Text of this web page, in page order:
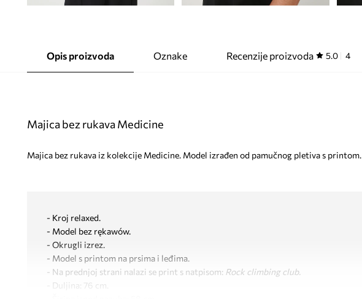
Opis proizvoda Oznake Recenzije proizvoda 5.0 4
Majica bez rukava Medicine
Majica bez rukava iz kolekcije Medicine. Model izrađen od pamučnog pletiva s printom.
- Kroj relaxed.
- Model bez rękawów.
- Okrugli izrez.
- Model s printom na prsima i leđima.
- Na prednjoj strani nalazi se print s natpisom: Rock climbing club.
- Duljina: 76 cm.